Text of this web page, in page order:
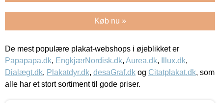
Køb nu »
De mest populære plakat-webshops i øjeblikket er
Papapapa.dk, EngkjærNordisk.dk, Aurea.dk, Illux.dk,
Dialægt.dk, Plakatdyr.dk, desaGraf.dk og Citatplakat.dk, som
alle har et stort sortiment til gode priser.